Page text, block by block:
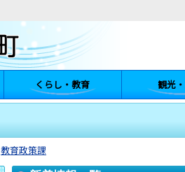
くらし・教育 観光
教育政策課